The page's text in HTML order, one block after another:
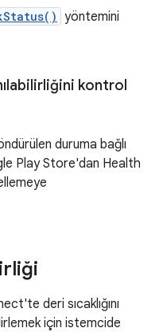
yöntemini
kontrol
duruma bağlı
Play Store'dan Health
deri sıcaklığını
için istemcide